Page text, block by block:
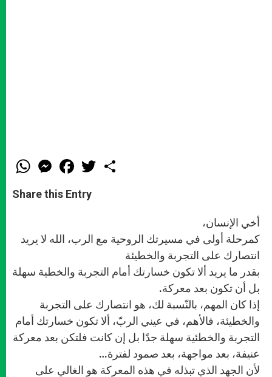
W
h
t
s
M
e
s
e
r
F
a
e
b
w
Share this Entry
أخي الإنسان،
كمرحلة أولى في مسيرتك الروحية مع الرب، الله لا يريد
انتصارك على التجربة والخطيئة
بقدر ما يريد ألا تكون خسارتك أمام التجربة والخطية سهلة
بل أن تكون بعد معركة.
إذا كان المهم، بالنّسبة لك، هو انتصارك على التجربة
والخطيئة، فالأهم، في عيني الربّ، ألا تكون خسارتك أمام
التجربة والخطئية سهلة جدًا بل إن كانت فلتكن بعد معركة
عنيفة، بعد مواجهة، بعد صمود لفترة…
لأن الجهد الذي تبذله في هذه المعركة هو الغالي على